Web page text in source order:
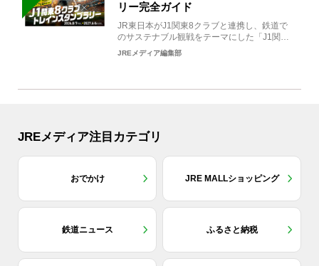
リー完全ガイド
JR東日本がJ1関東8クラブと連携し、鉄道で
のサステナブル観戦をテーマにした「J1関東8
クラブ×トレイン...
JREメディア編集部
JREメディア注目カテゴリ
おでかけ JRE MALLショッピング
鉄道ニュース ふるさと納税